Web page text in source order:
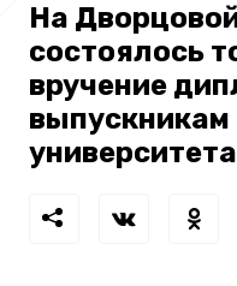
На
состоялось
вручение
выпускникам